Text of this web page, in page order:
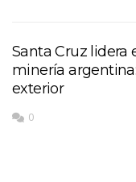
Santa Cruz lidera
minería
exterior
0